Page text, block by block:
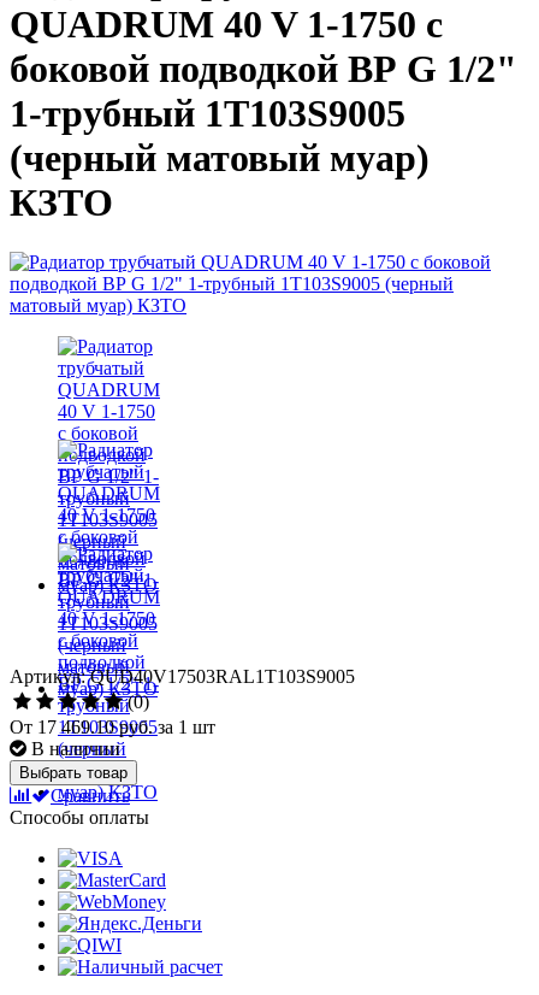
QUADRUM 40 V 1-1750 с
боковой подводкой ВР G 1/2"
1-трубный 1T103S9005
(черный матовый муар)
КЗТО
Артикул: QUD40V17503RAL1T103S9005
(0)
От 17 469.10 руб.за 1 шт
В наличии
Выбрать товар
Сравнить
Способы оплаты